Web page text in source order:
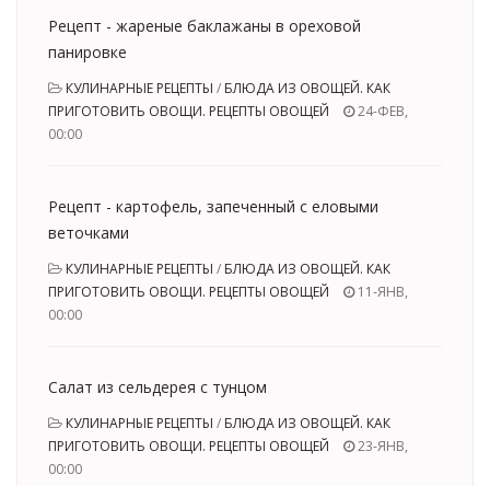
Рецепт - жареные баклажаны в ореховой
панировке
КУЛИНАРНЫЕ РЕЦЕПТЫ / БЛЮДА ИЗ ОВОЩЕЙ. КАК
ПРИГОТОВИТЬ ОВОЩИ. РЕЦЕПТЫ ОВОЩЕЙ
24-ФЕВ,
00:00
Рецепт - картофель, запеченный с еловыми
веточками
КУЛИНАРНЫЕ РЕЦЕПТЫ / БЛЮДА ИЗ ОВОЩЕЙ. КАК
ПРИГОТОВИТЬ ОВОЩИ. РЕЦЕПТЫ ОВОЩЕЙ
11-ЯНВ,
00:00
Салат из сельдерея с тунцом
КУЛИНАРНЫЕ РЕЦЕПТЫ / БЛЮДА ИЗ ОВОЩЕЙ. КАК
ПРИГОТОВИТЬ ОВОЩИ. РЕЦЕПТЫ ОВОЩЕЙ
23-ЯНВ,
00:00